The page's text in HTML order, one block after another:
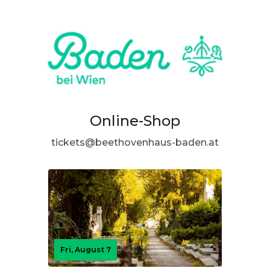
Online-Shop
tickets@beethovenhaus-baden.at
Fri, August 7